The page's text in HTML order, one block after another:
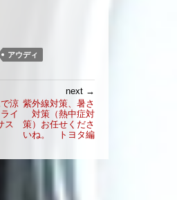
アウディ
涼
イ
ス
next →
紫外線対策、暑さ
対策（熱中症対
策）お任せくださ
いね。 トヨタ編